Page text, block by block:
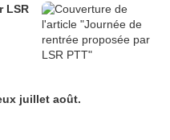
LSR
Marche nordique ! Horaires et lieux juillet août.